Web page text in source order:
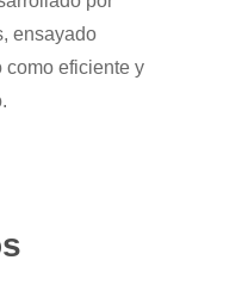
ensayado
como eficiente y